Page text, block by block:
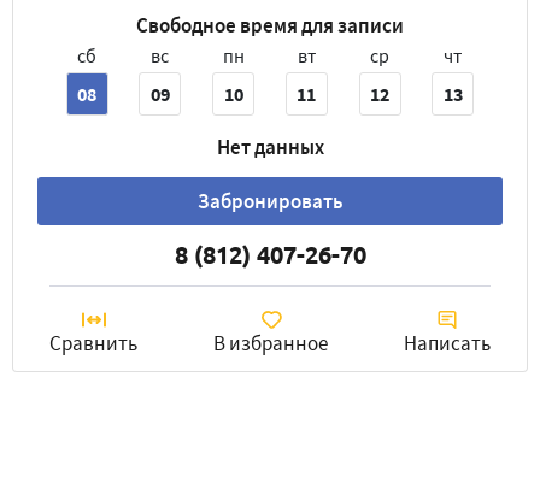
Свободное время для записи
сб
08
вс
09
пн
10
вт
11
ср
12
чт
13
Нет данных
Забронировать
8 (812) 407-26-70
Сравнить В избранное Написать